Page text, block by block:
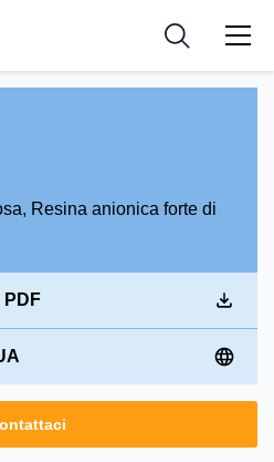
Resina anionica forte di
PDF